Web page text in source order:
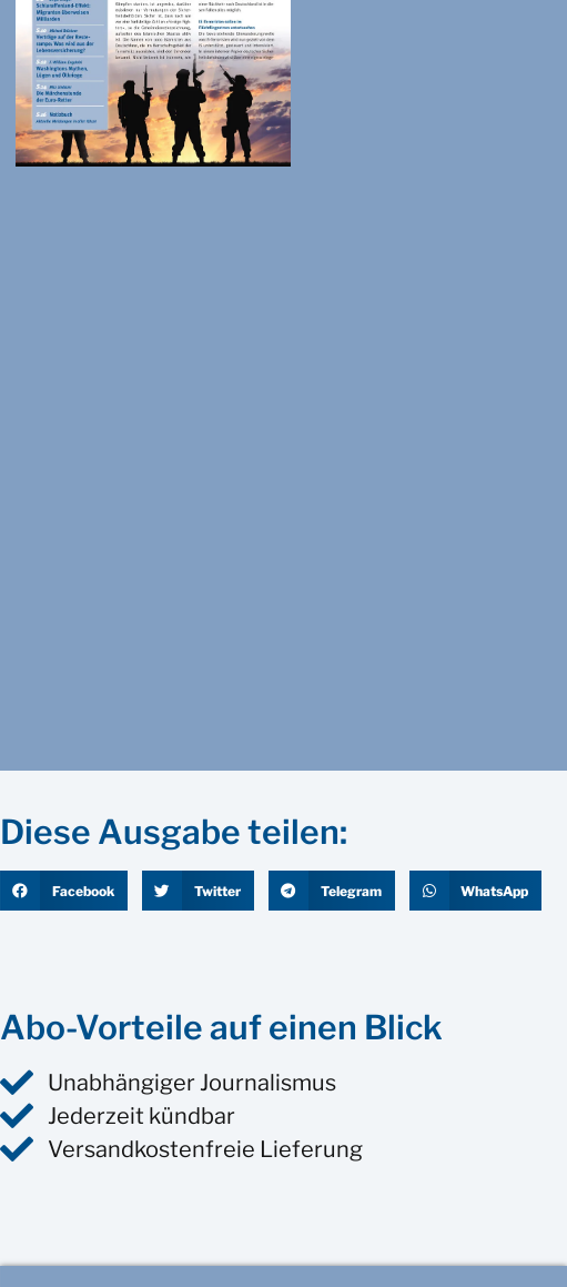
Diese Ausgabe teilen:
Facebook Twitter Telegram WhatsApp
Abo-Vorteile auf einen Blick
Unabhängiger Journalismus
Jederzeit kündbar
Versandkostenfreie Lieferung